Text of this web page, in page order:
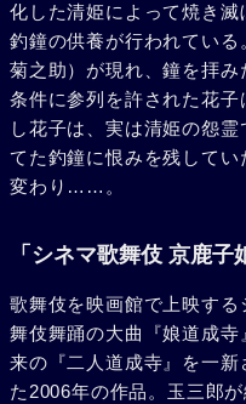
化した清姫によって焼き
釣鐘の供養が行われている
菊之助）が現れ、鐘を拝
条件に参列を許された花
し花子は、実は清姫の怨
てた釣鐘に恨みを残して
変わり……。
「シネマ歌舞伎 京鹿
歌舞伎を映画館で上映す
舞伎舞踊の大曲『娘道成
来の『二人道成寺』を一
た2006年の作品。玉三郎